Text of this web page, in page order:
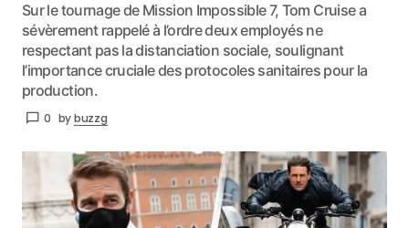
Sur le tournage de Mission Impossible 7, Tom Cruise a
sévèrement rappelé à l’ordre deux employés ne
respectant pas la distanciation sociale, soulignant
l’importance cruciale des protocoles sanitaires pour la
production.
0 bybuzzg